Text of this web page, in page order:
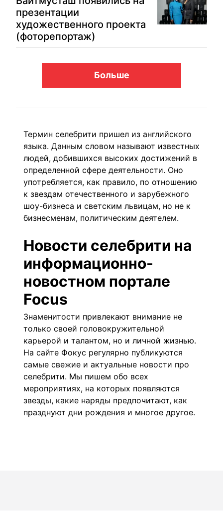
презентации
художественного проекта
(фоторепортаж)
Больше
Термин селебрити пришел из английского
языка. Данным словом называют известных
людей, добившихся высоких достижений в
определенной сфере деятельности. Оно
употребляется, как правило, по отношению
к звездам отечественного и зарубежного
шоу-бизнеса и светским львицам, но не к
бизнесменам, политическим деятелем.
Новости селебрити на
информационно-
новостном портале
Focus
Знаменитости привлекают внимание не
только своей головокружительной
карьерой и талантом, но и личной жизнью.
На сайте Фокус регулярно публикуются
самые свежие и актуальные новости про
селебрити. Мы пишем обо всех
мероприятиях, на которых появляются
звезды, какие наряды предпочитают, как
празднуют дни рождения и многое другое.